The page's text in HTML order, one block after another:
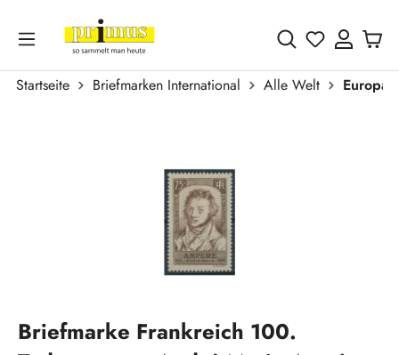
Zum Hauptinhalt springen
Du hast 0
Startseite Briefmarken International Alle Welt
Europa
Briefmarke Frankreich 100.